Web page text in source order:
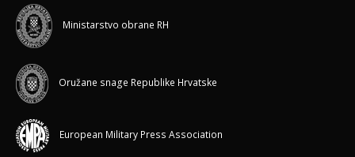
Ministarstvo obrane RH
Oružane snage Republike Hrvatske
European Military Press Association